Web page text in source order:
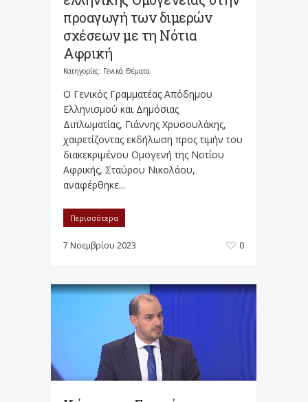
προαγωγή των διμερών
σχέσεων με τη Νότια
Αφρική
Κατηγορίες: Γενικά Θέματα
Ο Γενικός Γραμματέας Απόδημου
Ελληνισμού και Δημόσιας
Διπλωματίας, Γιάννης Χρυσουλάκης,
χαιρετίζοντας εκδήλωση προς τιμήν του
διακεκριμένου Ομογενή της Νοτίου
Αφρικής, Σταύρου Νικολάου,
αναφέρθηκε...
Περισσότερα
7 Νοεμβρίου 2023 0